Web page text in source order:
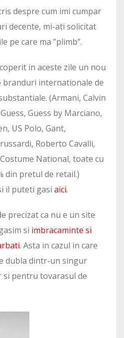
despre cum imi cumpar
decente, mi-ati solicitat
pe care ma ”plimb”.
in aceste zile un nou
branduri internationale de
(Armani, Calvin
Guess by Marciano,
US Polo, Gant,
Roberto Cavalli,
National, toate cu
din pretul de retail.)
il puteti gasi aici.
precizat ca nu e un site
si imbracaminte si
. Asta in cazul in care
dubla dintr-un singur
si pentru tovarasul de